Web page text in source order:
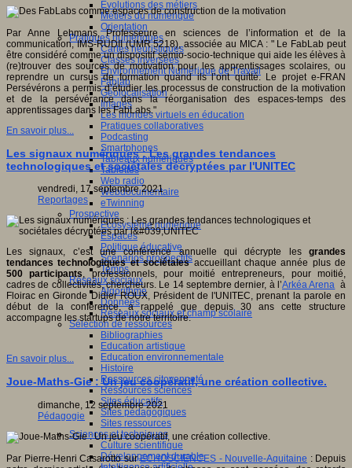
Evolutions des métiers
Métiers du numérique
Orientation
Pratiques numériques
Cartes heuristiques
Classes inversées
Environnement Numérique de Travail
Fablab
Géolocalisation
Images
Les mondes virtuels en éducation
Pratiques collaboratives
Podcasting
Smartphones
Tableaux numériques
Tablettes
Web radio
Webdocumentaire
eTwinning
Prospective
Ecosystème numérique
Espaces
Politique éducative
Scénarios prospectifs
Temps
Réseaux sociaux
Algorithme
Données
Réseaux sociaux et champ scolaire
Sélection de ressources
Bibliographies
Education artistique
Education environnementale
Histoire
Ressources citoyenneté
Ressources sciences
Sites éducatifs
Sites pédagogiques
Sites ressources
Sciences et techniques
Culture scientifique
Développement durable
Par Anne Lehmans, Professeure en sciences de l’information et de la
communication, IMS-RUDII (UMR 5218), associée au MICA : " Le FabLab peut
être considéré comme un dispositif sémio-socio-technique qui aide les élèves à
(re)trouver des sources de motivation pour les apprentissages scolaires, ou
reprendre un cursus de formation quand ils l’ont quitté. Le projet e-FRAN
Persévérons a permis d’étudier les processus de construction de la motivation
et de la persévérance dans la réorganisation des espaces-temps des
apprentissages dans les FabLabs."
En savoir plus...
Les signaux numériques : Les grandes tendances
technologiques et sociétales décryptées par l'UNITEC
vendredi, 17 septembre 2021
Reportages
Les signaux, c’est une conférence annuelle qui décrypte les grandes
tendances technologiques et sociétalesaccueillant chaque année plus de
500 participants, professionnels, pour moitié entrepreneurs, pour moitié,
cadres de collectivités, chercheurs. Le 14 septembre dernier, à l’Arkéa Arena à
Floirac en Gironde Didier ROUX, Président de l'UNITEC, prenant la parole en
début de la conférence, a rappelé que depuis 30 ans cette structure
accompagne les startups de notre territoire.
En savoir plus...
Joue-Maths-Gie : Un jeu coopératif, une création collective.
dimanche, 12 septembre 2021
Pédagogie
Par Pierre-Henri Casarotto surECHOSCIENCES - Nouvelle-Aquitaine : Depuis